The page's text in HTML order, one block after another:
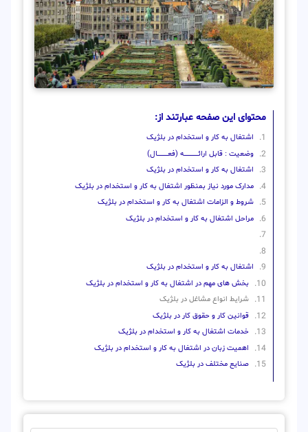
محتوای این صفحه عبارتند از:
اشتغال به کار و استخدام در بلژیک
وضعیت : قابل ارائــــــــــــــــــــه (فعـــــــــــــــال)
اشتغال به کار و استخدام در بلژیک
مدارک مورد نیاز بمنظور اشتغال به کار و استخدام در بلژیک
شروط و الزامات اشتغال به کار و استخدام در بلژیک
مراحل اشتغال به کار و استخدام در بلژیک
اشتغال به کار و استخدام در بلژیک
بخش های مهم در اشتغال به کار و استخدام در بلژیک
شرایط انواع مشاغل در بلژیک
قوانین کار و حقوق کار در بلژیک
خدمات اشتغال به کار و استخدام در بلژیک
اهمیت زبان در اشتغال به کار و استخدام در بلژیک
صنایع مختلف در بلژیک